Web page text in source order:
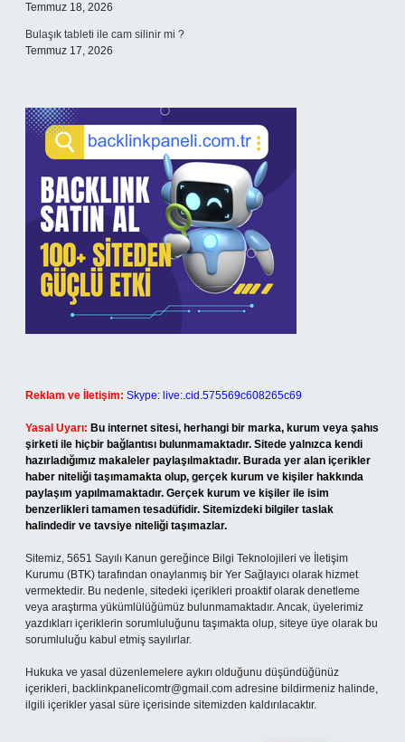
Temmuz 18, 2026
Bulaşık tableti ile cam silinir mi ?
Temmuz 17, 2026
Reklam ve İletişim: Skype: live:.cid.575569c608265c69
Yasal Uyarı: Bu internet sitesi, herhangi bir marka, kurum veya şahıs
şirketi ile hiçbir bağlantısı bulunmamaktadır. Sitede yalnızca kendi
hazırladığımız makaleler paylaşılmaktadır. Burada yer alan içerikler
haber niteliği taşımamakta olup, gerçek kurum ve kişiler hakkında
paylaşım yapılmamaktadır. Gerçek kurum ve kişiler ile isim
benzerlikleri tamamen tesadüfidir. Sitemizdeki bilgiler taslak
halindedir ve tavsiye niteliği taşımazlar.
Sitemiz, 5651 Sayılı Kanun gereğince Bilgi Teknolojileri ve İletişim
Kurumu (BTK) tarafından onaylanmış bir Yer Sağlayıcı olarak hizmet
vermektedir. Bu nedenle, sitedeki içerikleri proaktif olarak denetleme
veya araştırma yükümlülüğümüz bulunmamaktadır. Ancak, üyelerimiz
yazdıkları içeriklerin sorumluluğunu taşımakta olup, siteye üye olarak bu
sorumluluğu kabul etmiş sayılırlar.
Hukuka ve yasal düzenlemelere aykırı olduğunu düşündüğünüz
içerikleri, backlinkpanelicomtr@gmail.com adresine bildirmeniz halinde,
ilgili içerikler yasal süre içerisinde sitemizden kaldırılacaktır.